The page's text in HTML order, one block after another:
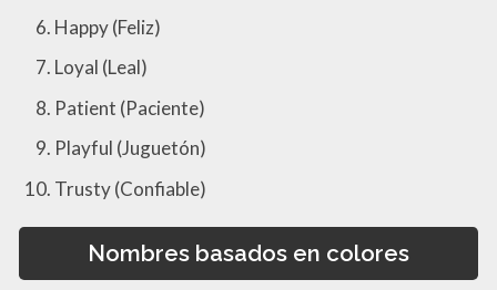
Happy (Feliz)
Loyal (Leal)
Patient (Paciente)
Playful (Juguetón)
Trusty (Confiable)
Nombres basados en colores